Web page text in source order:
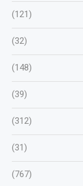
(121)
(32)
(148)
(39)
(312)
(31)
(767)